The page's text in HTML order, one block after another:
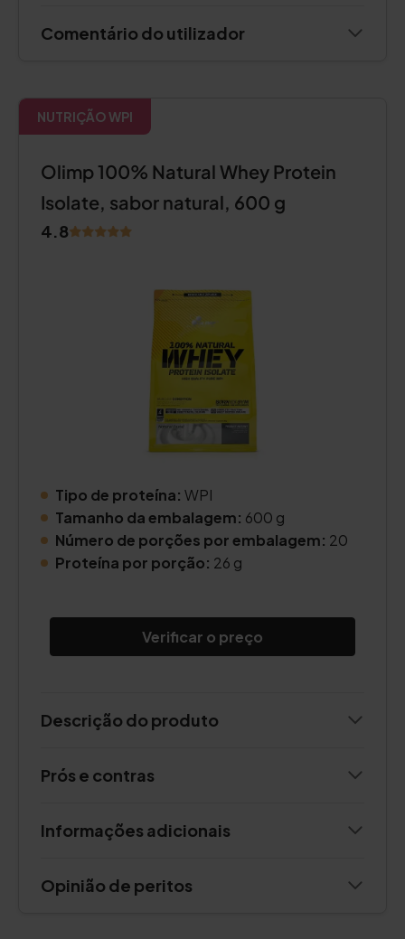
Comentário do utilizador
NUTRIÇÃO WPI
Olimp 100% Natural Whey Protein
Isolate, sabor natural, 600 g
4.8
Tipo de proteína: WPI
Tamanho da embalagem: 600 g
Número de porções por embalagem: 20
Proteína por porção: 26 g
Verificar o preço
Descrição do produto
Prós e contras
Informações adicionais
Opinião de peritos